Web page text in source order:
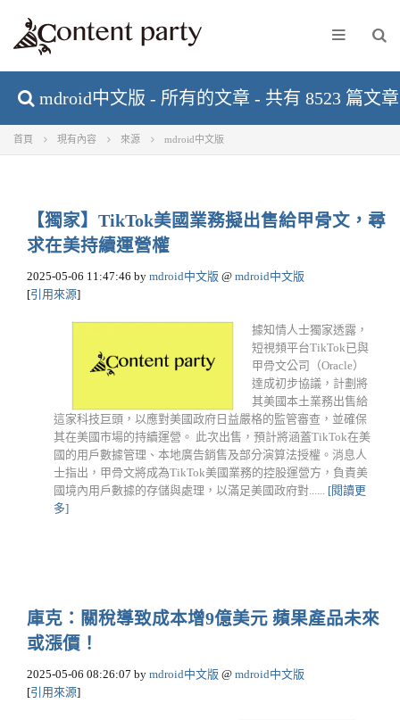
mdroid中文版 - 所有的文章 - 共有 8523 篇文章
首頁 現有內容 來源 mdroid中文版
【獨家】TikTok美國業務擬出售給甲骨文，尋
求在美持續運營權
2025-05-06 11:47:46 by mdroid中文版 @ mdroid中文版
[引用來源]
據知情人士獨家透露，
短視頻平台TikTok已與
甲骨文公司（Oracle）
達成初步協議，計劃將
其美國本土業務出售給
這家科技巨頭，以應對美國政府日益嚴格的監管審查，並確保
其在美國市場的持續運營。 此次出售，預計將涵蓋TikTok在美
國的用戶數據管理、本地廣告銷售及部分演算法授權。消息人
士指出，甲骨文將成為TikTok美國業務的控股運營方，負責美
國境內用戶數據的存儲與處理，以滿足美國政府對...... [閱讀更
多]
庫克：關稅導致成本增9億美元 蘋果產品未來
或漲價！
2025-05-06 08:26:07 by mdroid中文版 @ mdroid中文版
[引用來源]